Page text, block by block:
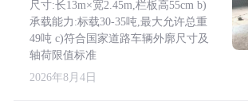
尺寸:长13m×宽2.45m,栏板高55cm b)
承载能力:标载30-35吨,最大允许总重
49吨 c)符合国家道路车辆外廓尺寸及
轴荷限值标准
2026年8月4日